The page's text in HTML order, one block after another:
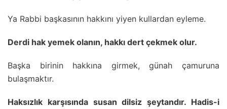
Ya Rabbi başkasının hakkını yiyen kullardan eyleme.
Derdi hak yemek olanın, hakkı dert çekmek olur.
Başka birinin hakkına girmek, günah çamuruna
bulaşmaktır.
Haksızlık karşısında susan dilsiz şeytandır. Hadis-i